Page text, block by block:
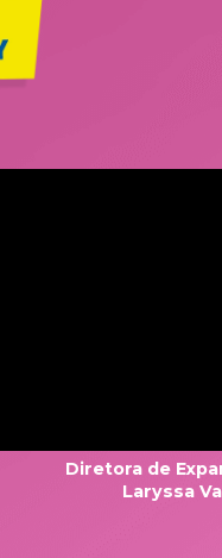
Diretora de
Laryssa